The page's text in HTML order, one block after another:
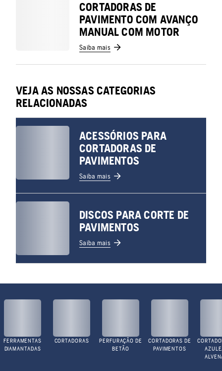
CORTADORAS DE
PAVIMENTO COM AVANÇO
MANUAL COM MOTOR
Saiba mais
VEJA AS NOSSAS CATEGORIAS
RELACIONADAS
ACESSÓRIOS PARA
CORTADORAS DE
PAVIMENTOS
Saiba mais
DISCOS PARA CORTE DE
PAVIMENTOS
Saiba mais
FERRAMENTAS
DIAMANTADAS
CORTADORAS
PERFURAÇÃO DE
BETÃO
CORTADORAS DE
PAVIMENTOS